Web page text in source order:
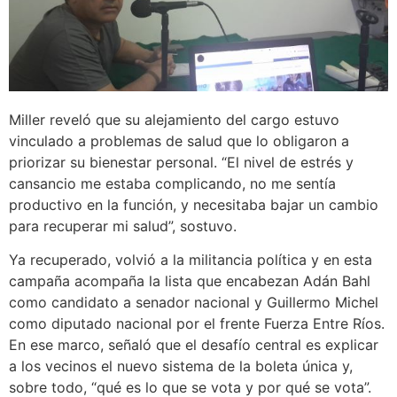
Miller reveló que su alejamiento del cargo estuvo
vinculado a problemas de salud que lo obligaron a
priorizar su bienestar personal. “El nivel de estrés y
cansancio me estaba complicando, no me sentía
productivo en la función, y necesitaba bajar un cambio
para recuperar mi salud”, sostuvo.
Ya recuperado, volvió a la militancia política y en esta
campaña acompaña la lista que encabezan Adán Bahl
como candidato a senador nacional y Guillermo Michel
como diputado nacional por el frente Fuerza Entre Ríos.
En ese marco, señaló que el desafío central es explicar
a los vecinos el nuevo sistema de la boleta única y,
sobre todo, “qué es lo que se vota y por qué se vota”.